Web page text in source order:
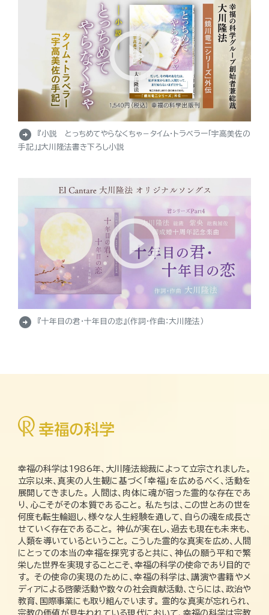
arrow_circle_right
『小説 とっちめてやらなくちゃ－タイム・トラベラー「宇高美佐の
手記」』大川隆法書き下ろし小説
arrow_circle_right 『十年目の君・十年目の恋』（作詞・作曲：大川隆法）
幸福の科学は1986年、大川隆法総裁によって立宗されました。
立宗以来、真実の人生観に基づく「幸福」を広めるべく、活動を
展開してきました。 人間は、肉体に魂が宿った霊的な存在であ
り、心こそがその本質であること。 私たちは、この世とあの世を
何度も転生輪廻し、様々な人生経験を通して、自らの魂を成長さ
せていく存在であること。 神仏が実在し、過去も現在も未来も、
人類を導いているということ。 こうした霊的な真実を広め、人間
にとっての本当の幸福を探究すると共に、神仏の願う平和で繁
栄した世界を実現することこそ、幸福の科学の使命であり目的で
す。 その使命の実現のために、幸福の科学は、講演や書籍やメ
ディアによる啓蒙活動や数々の社会貢献活動、さらには、政治や
教育、国際事業にも取り組んでいます。 霊的な真実が忘れられ、
宗教の価値が見失われている現代において、幸福の科学は宗教